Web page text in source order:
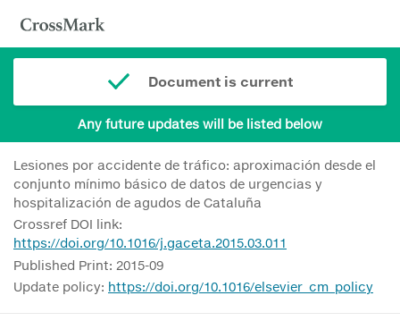
Document is current
Any future updates will be listed below
Lesiones por accidente de tráfico: aproximación desde el
conjunto mínimo básico de datos de urgencias y
hospitalización de agudos de Cataluña
Crossref DOI link:
https://doi.org/10.1016/j.gaceta.2015.03.011
Published Print: 2015-09
Update policy: https://doi.org/10.1016/elsevier_cm_policy